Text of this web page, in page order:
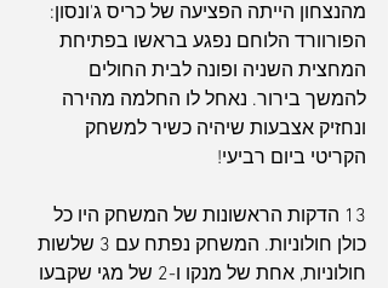
מהנצחון הייתה הפציעה של כריס ג'ונסון:
הפורוורד הלוחם נפגע בראשו בפתיחת
המחצית השניה ופונה לבית החולים
להמשך בירור. נאחל לו החלמה מהירה
ונחזיק אצבעות שיהיה כשיר למשחק
הקריטי ביום רביעי!
13 הדקות הראשונות של המשחק היו כל
כולן חולוניות. המשחק נפתח עם 3 שלשות
חולוניות, אחת של מנקו ו-2 של מגי שקבעו